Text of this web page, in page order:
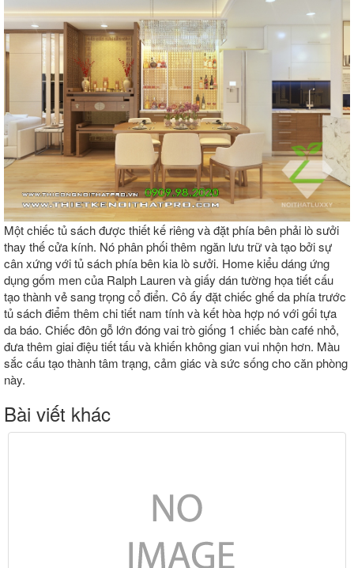
Một chiếc tủ sách được thiết kế riêng và đặt phía bên phải lò sưởi
thay thế cửa kính. Nó phân phối thêm ngăn lưu trữ và tạo bởi sự
cân xứng với tủ sách phía bên kia lò sưởi. Home kiểu dáng ứng
dụng gốm men của Ralph Lauren và giấy dán tường họa tiết cấu
tạo thành vẻ sang trọng cổ điển. Cô ấy đặt chiếc ghế da phía trước
tủ sách điểm thêm chi tiết nam tính và kết hòa hợp nó với gối tựa
da báo. Chiếc đôn gỗ lớn đóng vai trò giống 1 chiếc bàn café nhỏ,
đưa thêm giai điệu tiết tấu và khiến không gian vui nhộn hơn. Màu
sắc cấu tạo thành tâm trạng, cảm giác và sức sống cho căn phòng
này.
Bài viết khác